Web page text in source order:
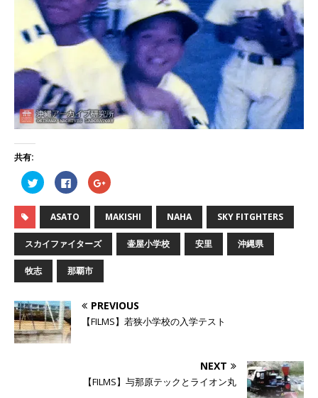
共有:
ク
リ
ク
T
w
i
t
t
e
r
共
有
(
新
し
い
F
a
e
b
o
o
k
で
共
有
す
る
ク
リ
ク
し
て
G
g
有
(
新
ウ
ASATO MAKISHI NAHA SKY FITGHTERS
スカイファイターズ 壷屋小学校 安里 沖縄県
牧志 那覇市
PREVIOUS
【FILMS】若狭小学校の入学テスト
NEXT
【FILMS】与那原テックとライオン丸